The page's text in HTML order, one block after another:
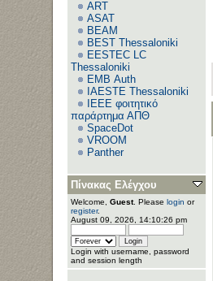
ART
ASAT
BEAM
BEST Thessaloniki
EESTEC LC
Thessaloniki
EΜΒ Auth
IAESTE Thessaloniki
IEEE φοιτητικό
παράρτημα ΑΠΘ
SpaceDot
VROOM
Panther
Πίνακας Ελέγχου
Welcome, Guest. Please login or
register.
August 09, 2026, 14:10:26 pm
Login with username, password
and session length